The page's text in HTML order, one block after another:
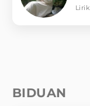
Lirik
BIDUAN